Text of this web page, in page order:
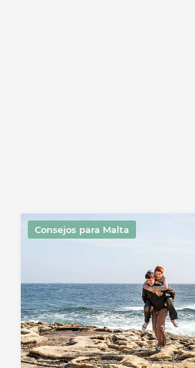
Consejos para Malta